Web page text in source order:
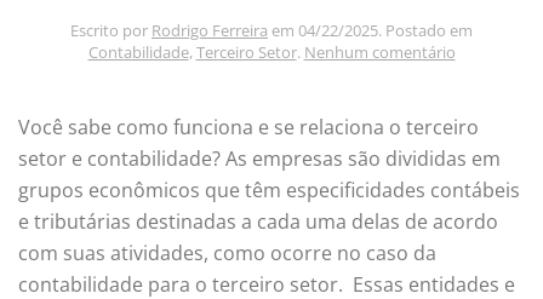
Escrito por Rodrigo Ferreira em 04/22/2025. Postado em
Contabilidade,Terceiro Setor. Nenhum comentárioem
Funciona
A
Do
Terceiro
Setor
Você sabe como funciona e se relaciona o terceiro
setor e contabilidade? As empresas são divididas em
grupos econômicos que têm especificidades contábeis
e tributárias destinadas a cada uma delas de acordo
com suas atividades, como ocorre no caso da
contabilidade para o terceiro setor. Essas entidades e